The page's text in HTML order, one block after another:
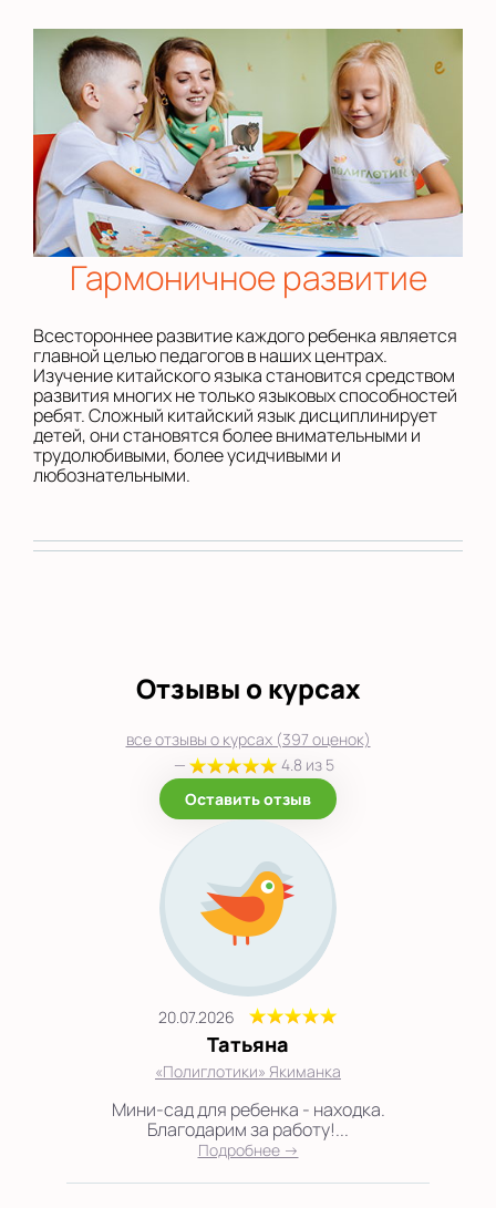
Гармоничное развитие
Всестороннее развитие каждого ребенка является
главной целью педагогов в наших центрах.
Изучение китайского языка становится средством
развития многих не только языковых способностей
ребят. Сложный китайский язык дисциплинирует
детей, они становятся более внимательными и
трудолюбивыми, более усидчивыми и
любознательными.
Отзывы о курсах
все отзывы о курсах (397 оценок)
—
4.8 из 5
Оставить отзыв
20.07.2026
Татьяна
«Полиглотики» Якиманка
Мини-сад для ребенка - находка.
Благодарим за работу!...
Подробнее →